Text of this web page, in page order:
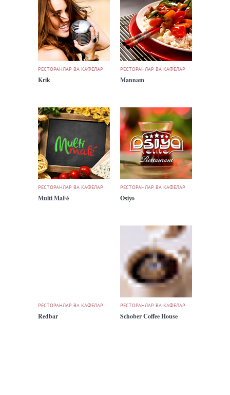
РЕСТОРАНЛАР ВА КАФЕЛАР
Krik
РЕСТОРАНЛАР ВА КАФЕЛАР
Mannam
РЕСТОРАНЛАР ВА КАФЕЛАР
Multi MaFé
РЕСТОРАНЛАР ВА КАФЕЛАР
Osiyo
РЕСТОРАНЛАР ВА КАФЕЛАР
Redbar
РЕСТОРАНЛАР ВА КАФЕЛАР
Schober Coffee House